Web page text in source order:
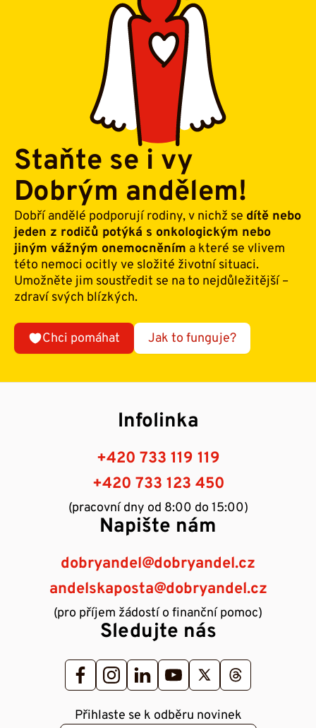
Staňte se i vy
Dobrým andělem!
Dobří andělé podporují rodiny, v nichž se dítě nebo
jeden z rodičů potýká s onkologickým nebo
jiným vážným onemocněním a které se vlivem
této nemoci ocitly ve složité životní situaci.
Umožněte jim soustředit se na to nejdůležitější –
zdraví svých blízkých.
Chci pomáhat Jak to funguje?
Infolinka
+420 733 119 119
+420 733 123 450
(pracovní dny od 8:00 do 15:00)
Napište nám
dobryandel@dobryandel.cz
andelskaposta@dobryandel.cz
(pro příjem žádostí o finanční pomoc)
Sledujte nás
Přihlaste se k odběru novinek